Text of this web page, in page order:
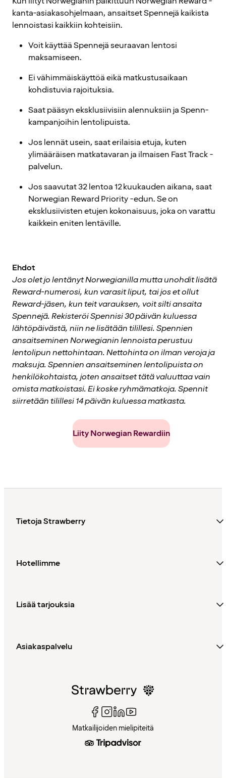
kanta-asiakasohjelmaan, ansaitset Spennejä kaikista
lennoistasi kaikkiin kohteisiin.
Voit käyttää Spennejä seuraavan lentosi
maksamiseen.
Ei vähimmäiskäyttöä eikä matkustusaikaan
kohdistuvia rajoituksia.
Saat pääsyn eksklusiivisiin alennuksiin ja Spenn-
kampanjoihin lentolipuista.
Jos lennät usein, saat erilaisia etuja, kuten
ylimääräisen matkatavaran ja ilmaisen Fast Track -
palvelun.
Jos saavutat 32 lentoa 12 kuukauden aikana, saat
Norwegian Reward Priority -edun. Se on
eksklusiivisten etujen kokonaisuus, joka on varattu
kaikkein eniten lentäville.
Ehdot
Jos olet jo lentänyt Norwegianilla mutta unohdit lisätä
Reward-numerosi, kun varasit liput, tai jos et ollut
Reward-jäsen, kun teit varauksen, voit silti ansaita
Spennejä. Rekisteröi Spennisi 30 päivän kuluessa
lähtöpäivästä, niin ne lisätään tilillesi. Spennien
ansaitseminen Norwegianin lennoista perustuu
lentolipun nettohintaan. Nettohinta on ilman veroja ja
maksuja. Spennien ansaitseminen lentolipuista on
henkilökohtaista, joten ansaitset tätä valuuttaa vain
omista matkoistasi. Ei koske ryhmämatkoja. Spennit
siirretään tilillesi 14 päivän kuluessa matkasta.
Liity Norwegian Rewardiin
Tietoja Strawberry
Hotellimme
Lisää tarjouksia
Asiakaspalvelu
Matkailijoiden mielipiteitä